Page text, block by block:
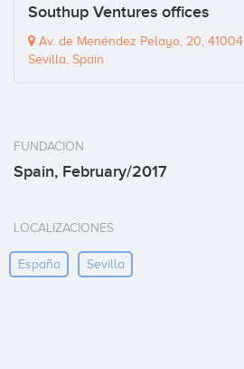
Southup Ventures offices
Av. de Menéndez Pelayo, 20, 41004
Sevilla, Spain
FUNDACION
Spain, February/2017
LOCALIZACIONES
España Sevilla